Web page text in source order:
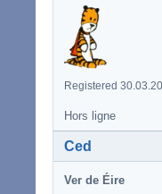
Registered
Hors ligne
Ced
Ver de Éire